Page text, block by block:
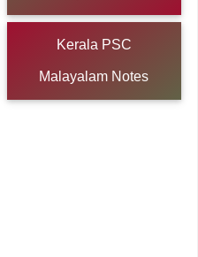
Kerala PSC
Malayalam Notes